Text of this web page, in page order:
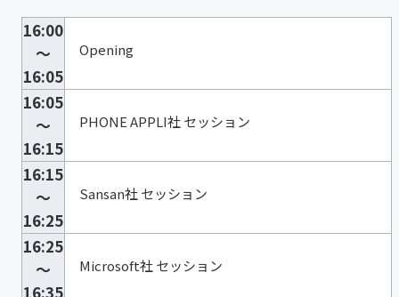
16:00
～
16:05
Opening
16:05
～
16:15
PHONE APPLI社 セッション
16:15
～
16:25
Sansan社 セッション
16:25
～
16:35
Microsoft社 セッション